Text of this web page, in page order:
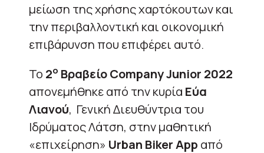
μείωση της χρήσης χαρτόκουτων και
την περιβαλλοντική και οικονομική
επιβάρυνση που επιφέρει αυτό.
Το 2ο ΒραβείοCompanyJunior 2022
απονεμήθηκε από την κυρία Εύα
Λιανού, Γενική Διευθύντρια του
Ιδρύματος Λάτση, στην μαθητική
«επιχείρηση» Urban BikerApp από